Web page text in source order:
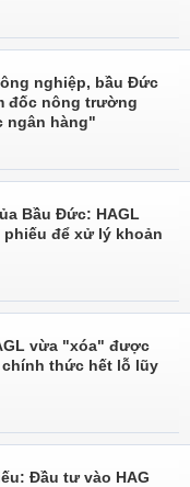
nghiệp, bầu Đức
đốc nông trường
ngân hàng"
Bầu Đức: HAGL
để xử lý khoản
vừa "xóa" được
thức hết lỗ lũy
Đầu tư vào HAG